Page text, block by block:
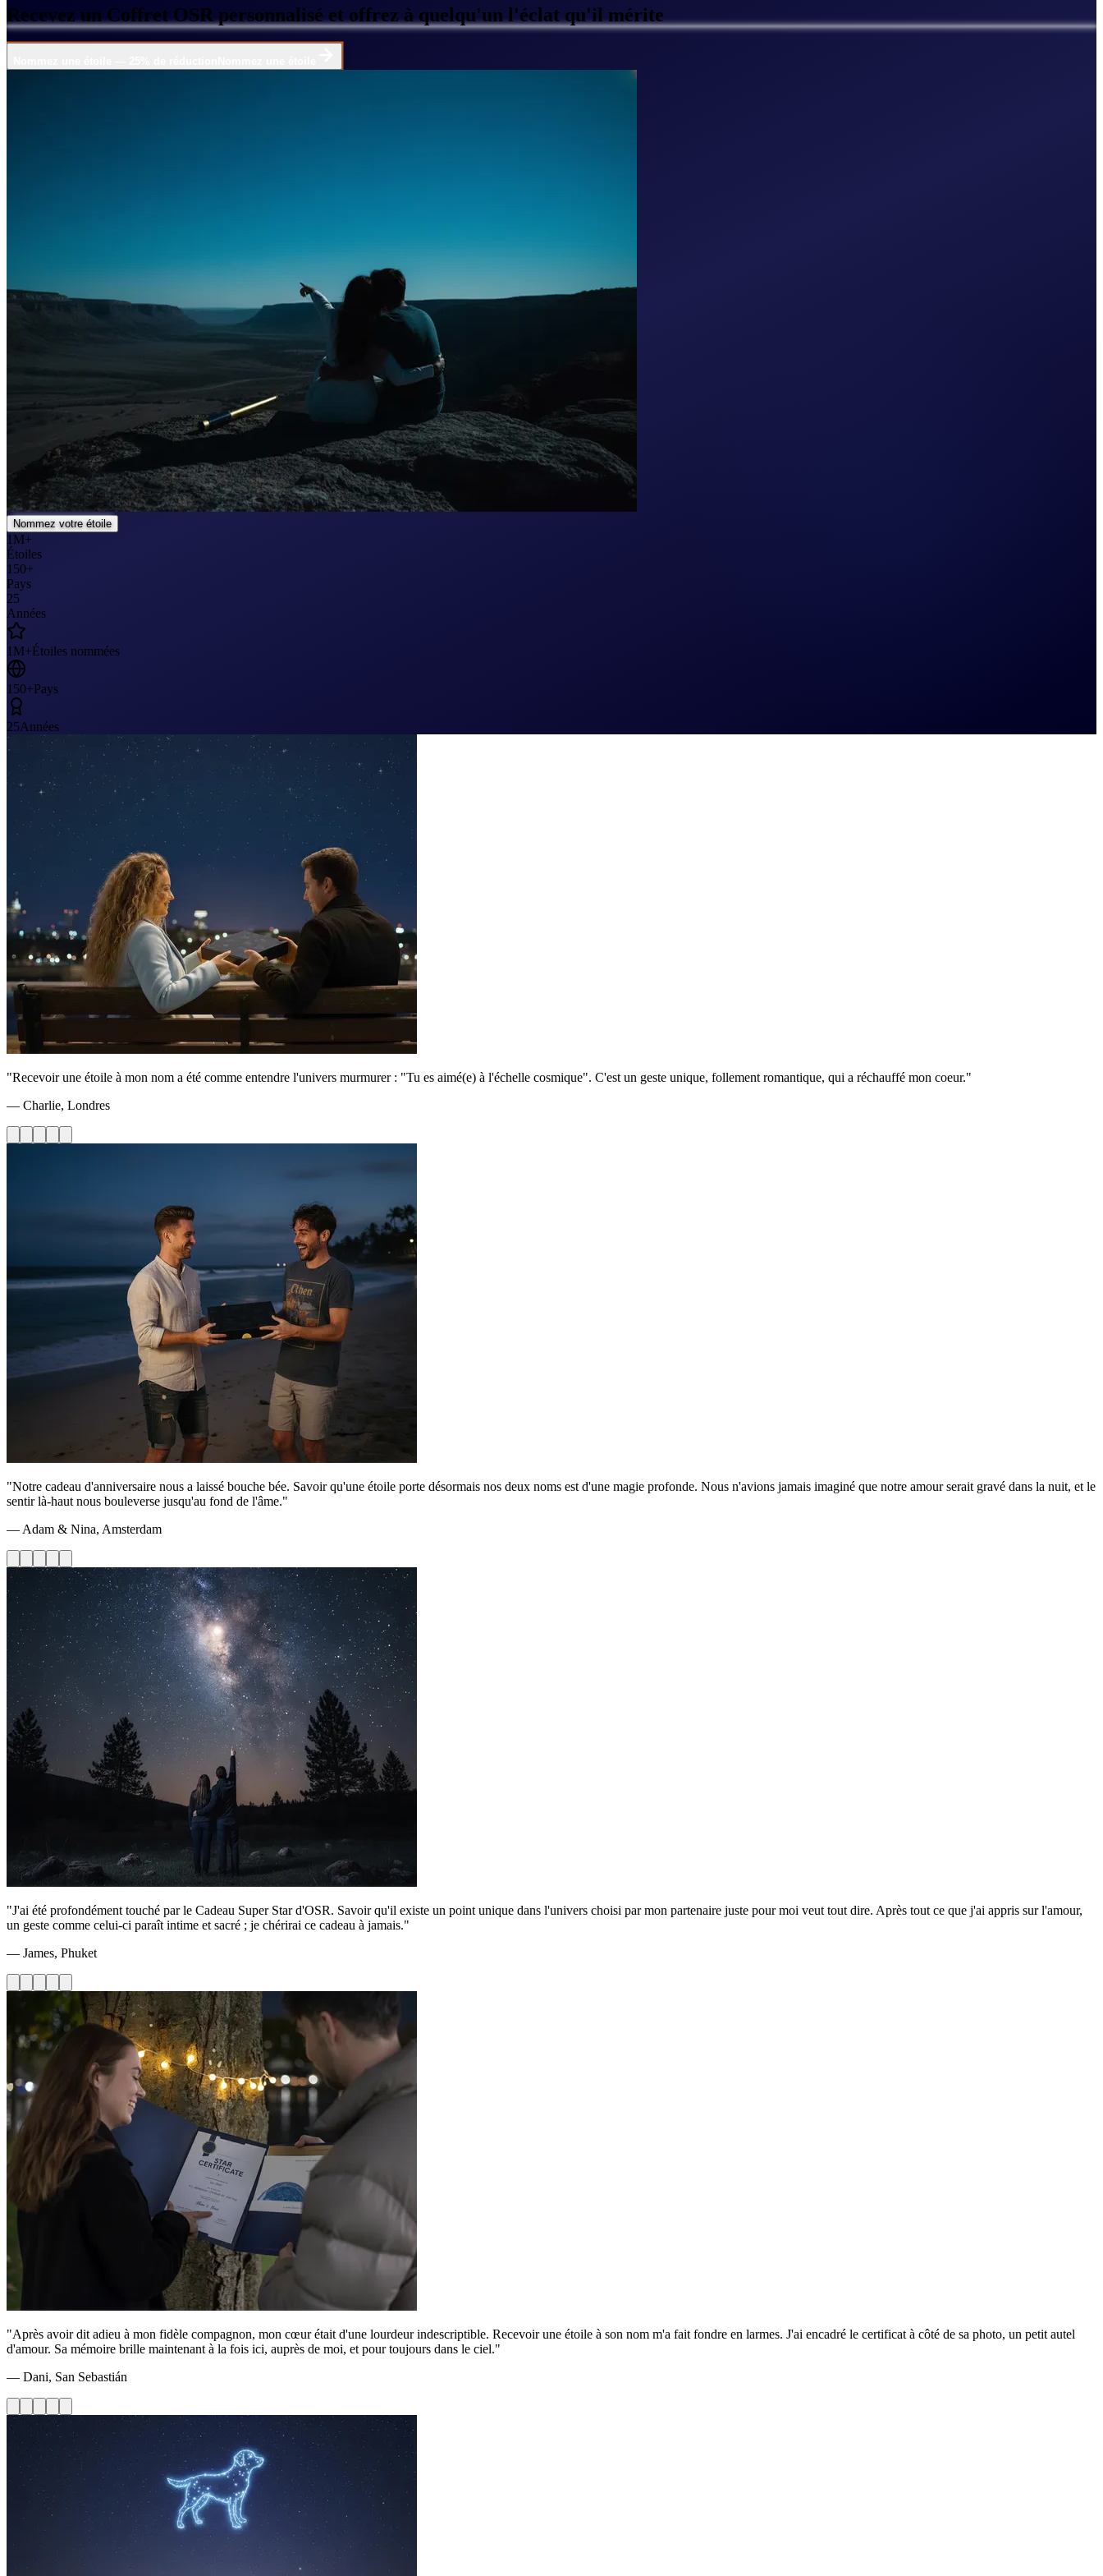
Recevez un Coffret OSR personnalisé et offrez à quelqu'un l'éclat qu'il mérite
Nommez votre étoile
1M+
Étoiles
150+
Pays
25
Années
1M+Étoiles nommées
150+Pays
25Années
"Recevoir une étoile à mon nom a été comme entendre l'univers murmurer : "Tu es aimé(e) à l'échelle cosmique". C'est un geste unique, follement romantique, qui a réchauffé mon coeur."
— Charlie, Londres
"Notre cadeau d'anniversaire nous a laissé bouche bée. Savoir qu'une étoile porte désormais nos deux noms est d'une magie profonde. Nous n'avions jamais imaginé que notre amour serait gravé dans la nuit, et le
sentir là-haut nous bouleverse jusqu'au fond de l'âme."
— Adam & Nina, Amsterdam
"J'ai été profondément touché par le Cadeau Super Star d'OSR. Savoir qu'il existe un point unique dans l'univers choisi par mon partenaire juste pour moi veut tout dire. Après tout ce que j'ai appris sur l'amour,
un geste comme celui-ci paraît intime et sacré ; je chérirai ce cadeau à jamais."
— James, Phuket
"Après avoir dit adieu à mon fidèle compagnon, mon cœur était d'une lourdeur indescriptible. Recevoir une étoile à son nom m'a fait fondre en larmes. J'ai encadré le certificat à côté de sa photo, un petit autel
d'amour. Sa mémoire brille maintenant à la fois ici, auprès de moi, et pour toujours dans le ciel."
— Dani, San Sebastián